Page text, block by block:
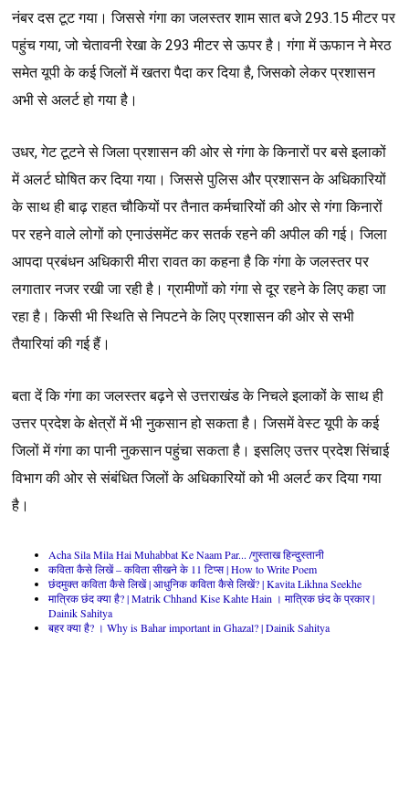
नंबर दस टूट गया। जिससे गंगा का जलस्तर शाम सात बजे 293.15मीटर पर
पहुंच गया,जो चेतावनी रेखा के 293मीटर से ऊपर है।गंगा में ऊफान ने मेरठ
समेत यूपी के कई जिलों में खतरा पैदा कर दिया है,जिसको लेकर प्रशासन
अभी से अलर्ट हो गया है।
उधर,गेट टूटने से जिला प्रशासन की ओर से गंगा के किनारों पर बसे इलाकों
में अलर्ट घोषित कर दिया गया। जिससे पुलिस और प्रशासन के अधिकारियों
के साथ ही बाढ़ राहत चौकियों पर तैनात कर्मचारियों की ओर से गंगा किनारों
पर रहने वाले लोगों को एनाउंसमेंट कर सतर्क रहने की अपील की गई। जिला
आपदा प्रबंधन अधिकारी मीरा रावत का कहना है कि गंगा के जलस्तर पर
लगातार नजर रखी जा रही है। ग्रामीणों को गंगा से दूर रहने के लिए कहा जा
रहा है। किसी भी स्थिति से निपटने के लिए प्रशासन की ओर से सभी
तैयारियां की गई हैं।
बता दें कि गंगा का जलस्तर बढ़ने से उत्तराखंड के निचले इलाकों के साथ ही
उत्तर प्रदेश के क्षेत्रों में भी नुकसान हो सकता है। जिसमें वेस्ट यूपी के कई
जिलों में गंगा का पानी नुकसान पहुंचा सकता है। इसलिए उत्तर प्रदेश सिंचाई
विभाग की ओर से संबंधित जिलों के अधिकारियों को भी अलर्ट कर दिया गया
है।
Acha Sila Mila Hai Muhabbat Ke Naam Par... /गुस्ताख हिन्दुस्तानी
कविता कैसे लिखें – कविता सीखने के 11 टिप्स | How to Write Poem
छंदमुक्त कविता कैसे लिखें | आधुनिक कविता कैसे लिखें? | Kavita Likhna Seekhe
मात्रिक छंद क्या है? | Matrik Chhand Kise Kahte Hain । मात्रिक छंद के प्रकार |
Dainik Sahitya
बहर क्या है? । Why is Bahar important in Ghazal? | Dainik Sahitya